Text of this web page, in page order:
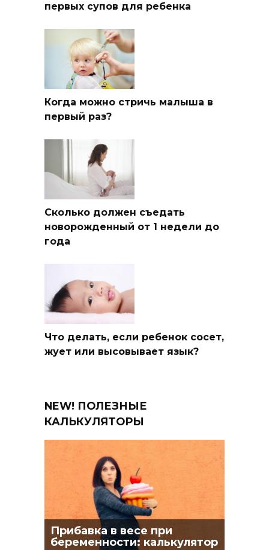
первых супов для ребенка
Когда можно стричь малыша в
первый раз?
Сколько должен съедать
новорожденный от 1 недели до
года
Что делать, если ребенок сосет,
жует или высовывает язык?
NEW! ПОЛЕЗНЫЕ
КАЛЬКУЛЯТОРЫ
Прибавка в весе при
беременности: калькулятор